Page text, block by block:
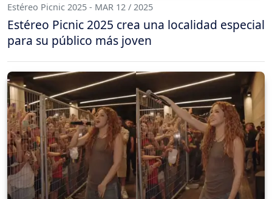
Estéreo Picnic 2025 - MAR 12 / 2025
Estéreo Picnic 2025 crea una localidad especial
para su público más joven